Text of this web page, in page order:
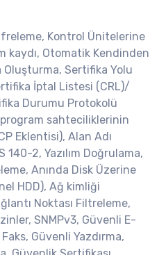
Kontrol Ünitelerine
kaydı, Otomatik Kendinden
Oluşturma, Sertifika Yolu
İptal Listesi (CRL)/
Durumu Protokolü
program sahteciliklerinin
Eklentisi), Alan Adı
140-2, Yazılım Doğrulama,
Anında Disk Üzerine
HDD), Ağ kimliği
Noktası Filtreleme,
SNMPv3, Güvenli E-
Güvenli Yazdırma,